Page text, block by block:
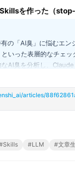
を作った（
の「AI臭」に悩むエン
といった表層的なチェ
なAI臭を分析し、
た。このSkillは、単な
「書き手の不在」によ
ズムなどを多角的に修
けることができます。AI
てほしい技術です。
articles/
#LLM #文章